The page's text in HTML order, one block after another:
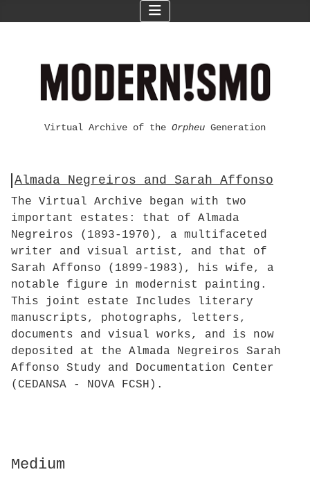
Virtual Archive of the Orpheu Generation
Almada Negreiros and Sarah Affonso
The Virtual Archive began with two
important estates: that of Almada
Negreiros (1893-1970), a multifaceted
writer and visual artist, and that of
Sarah Affonso (1899-1983), his wife, a
notable figure in modernist painting.
This joint estate Includes literary
manuscripts, photographs, letters,
documents and visual works, and is now
deposited at the Almada Negreiros Sarah
Affonso Study and Documentation Center
(CEDANSA - NOVA FCSH).
Medium